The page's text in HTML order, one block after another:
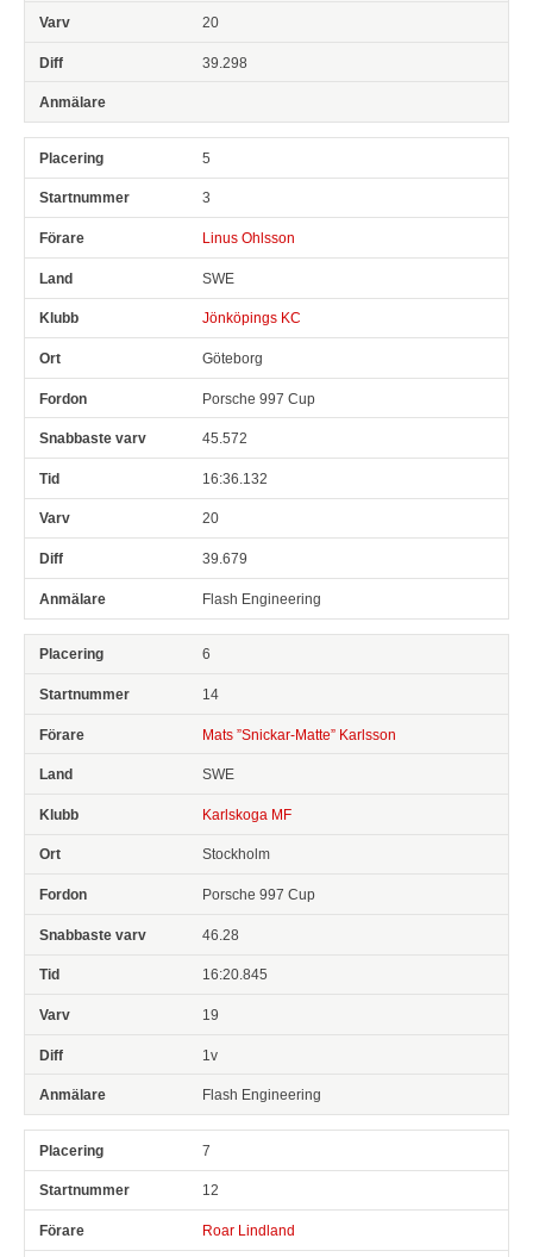
20
39.298
5
3
Linus Ohlsson
SWE
Jönköpings KC
Göteborg
Porsche 997 Cup
45.572
16:36.132
20
39.679
Flash Engineering
6
14
Mats ”Snickar-Matte” Karlsson
SWE
Karlskoga MF
Stockholm
Porsche 997 Cup
46.28
16:20.845
19
1v
Flash Engineering
7
12
Roar Lindland